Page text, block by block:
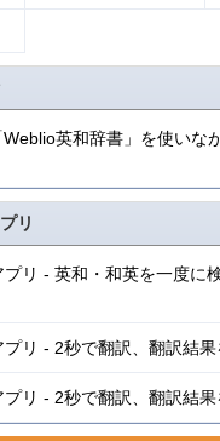
英和辞書」を使いな
リ
リ - 英和・和英を一度に
リ - 2秒で翻訳、翻訳結
リ - 2秒で翻訳、翻訳結